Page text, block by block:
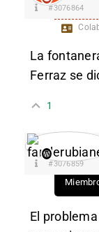
#3076864
La
Ferraz se
1
#3076859
El